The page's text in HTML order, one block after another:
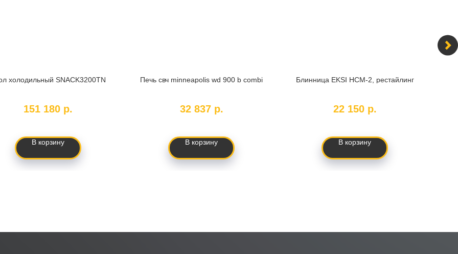
холодильный SNACK3200TN
151 180 р.
В корзину
Печь свч minneapolis wd 900 b combi
32 837 р.
В корзину
Блинница EKSI HCM-2, рестайлинг
22 150 р.
В корзину